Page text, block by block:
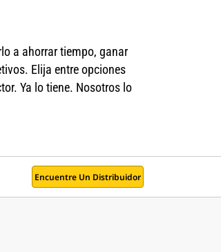
a ahorrar tiempo, ganar
Elija entre opciones
Ya lo tiene. Nosotros lo
Encuentre Un Distribuidor